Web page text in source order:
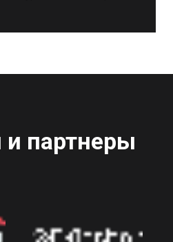
партнеры